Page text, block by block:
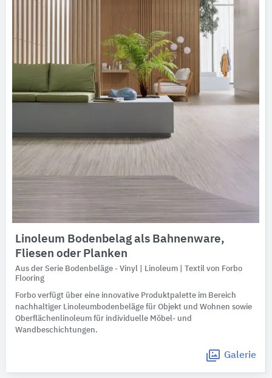
Linoleum Bodenbelag als Bahnenware,
Fliesen oder Planken
Aus der Serie Bodenbeläge - Vinyl | Linoleum | Textil von Forbo
Flooring
Forbo verfügt über eine innovative Produktpalette im Bereich
nachhaltiger Linoleumbodenbeläge für Objekt und Wohnen sowie
Oberflächenlinoleum für individuelle Möbel- und
Wandbeschichtungen.
Galerie